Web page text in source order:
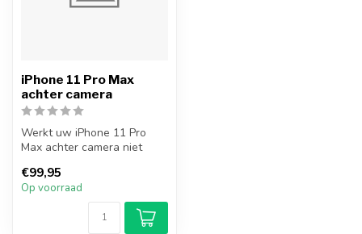
iPhone 11 Pro Max
achter camera
Werkt uw iPhone 11 Pro
Max achter camera niet
kunt u weer ...
€99,95
Op voorraad